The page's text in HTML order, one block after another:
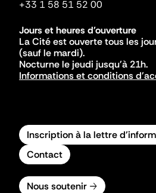
+33 1 58 51 52 00
Jours et heures d'ouverture
La Cité est ouverte tous les
(sauf le mardi).
Nocturne le jeudi jusqu'à 21h.
Informations et conditions
Inscription à la lettre
Contact
Nous soutenir